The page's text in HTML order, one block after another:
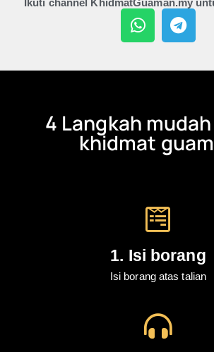
Ikuti channel KhidmatGuaman.my
4 Langkah
khidmat
1. Isi borang
Isi borang atas talian